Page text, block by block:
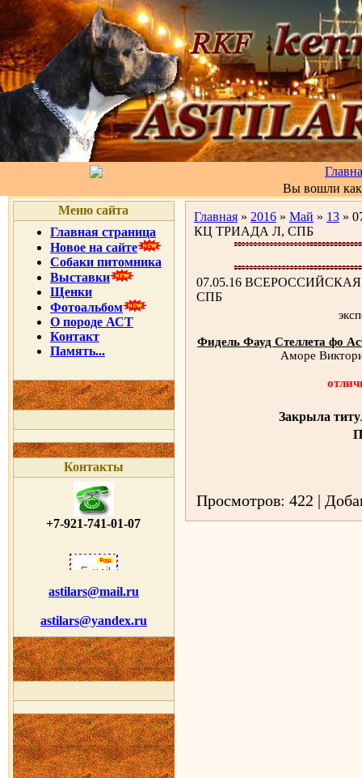
Вы вошли
Меню сайта
Главная страница
Новое на сайте
Собаки питомника
Выставки
Щенки
Фотоальбом
О породе АСТ
Контакт
Память...
Контакты
+7-921-741-01-07
astilars@mail.ru
astilars@yandex.ru
Главная » 2016 » Май » 13 »
КЦ ТРИАДА Л, СПБ
07.05.16
СПБ
Фидель Фауд Стеллета фо
Аморе
Закрыла
Просмотров: 422 |